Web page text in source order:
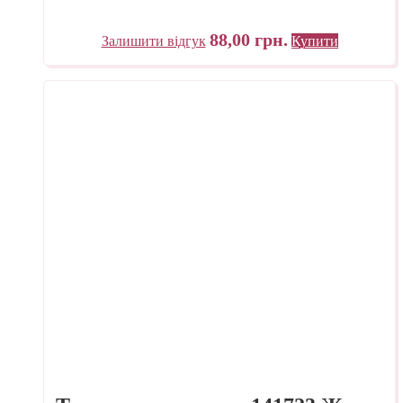
Залишити відгук 88,00 грн. Купити